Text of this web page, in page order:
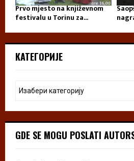
Prvo mjesto na književnom
festivalu u Torinu za...
КАТЕГОРИЈЕ
GDE SE MOGU POSLATI